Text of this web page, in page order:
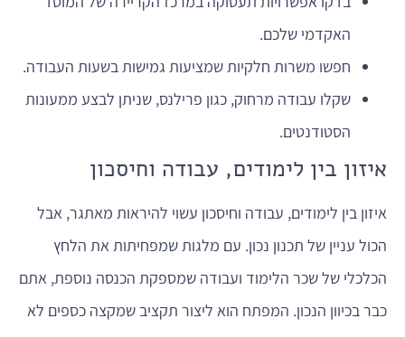
האקדמי שלכם.
חפשו משרות חלקיות שמציעות גמישות בשעות העבודה.
שקלו עבודה מרחוק, כגון פרילנס, שניתן לבצע ממעונות
הסטודנטים.
איזון בין לימודים, עבודה וחיסכון
איזון בין לימודים, עבודה וחיסכון עשוי להיראות מאתגר, אבל
הכול עניין של תכנון נכון. עם מלגות שמפחיתות את הלחץ
הכלכלי של שכר הלימוד ועבודה שמספקת הכנסה נוספת, אתם
כבר בכיוון הנכון. המפתח הוא ליצור תקציב שמקצה כספים לא